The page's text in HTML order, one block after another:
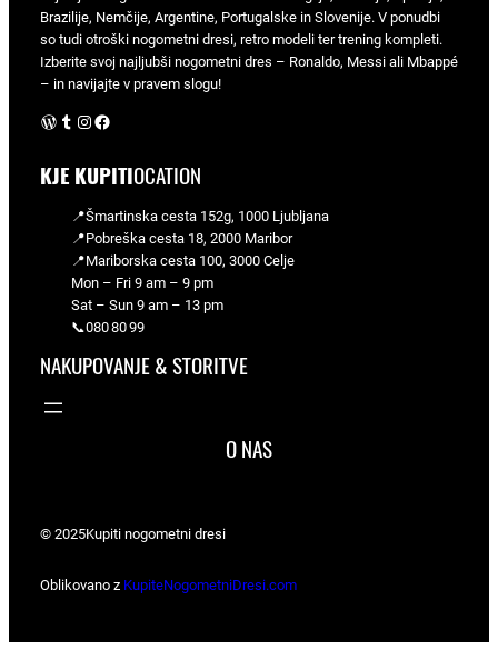
Brazilije, Nemčije, Argentine, Portugalske in Slovenije. V ponudbi
so tudi otroški nogometni dresi, retro modeli ter trening kompleti.
Izberite svoj najljubši nogometni dres – Ronaldo, Messi ali Mbappé
– in navijajte v pravem slogu!
WordPress Instagram Facebook
KJE KUPITIOCATION
📍Šmartinska cesta 152g, 1000 Ljubljana
📍Pobreška cesta 18, 2000 Maribor
📍Mariborska cesta 100, 3000 Celje
Mon – Fri 9 am – 9 pm
Sat – Sun 9 am – 13 pm
📞080 80 99
NAKUPOVANJE & STORITVE
O NAS
© 2025Kupiti nogometni dresi
Oblikovano z KupiteNogometniDresi.com